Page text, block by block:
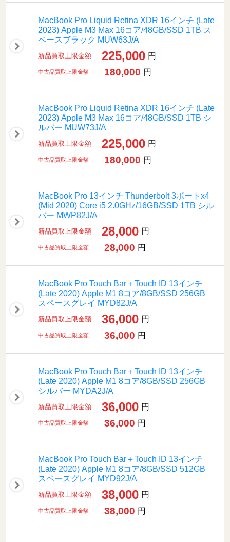
MacBook Pro Liquid Retina XDR 16インチ (Late
2023) Apple M3 Max 16コア/48GB/SSD 1TB ス
ペースブラック MUW63J/A
新品買取上限金額 225,000 円
中古品買取上限金額 180,000 円
MacBook Pro Liquid Retina XDR 16インチ (Late
2023) Apple M3 Max 16コア/48GB/SSD 1TB シ
ルバー MUW73J/A
新品買取上限金額 225,000 円
中古品買取上限金額 180,000 円
MacBook Pro 13インチ Thunderbolt 3ポートx4
(Mid 2020) Core i5 2.0GHz/16GB/SSD 1TB シル
バー MWP82J/A
新品買取上限金額 28,000 円
中古品買取上限金額 28,000 円
MacBook Pro Touch Bar＋Touch ID 13インチ
(Late 2020) Apple M1 8コア/8GB/SSD 256GB
スペースグレイ MYD82J/A
新品買取上限金額 36,000 円
中古品買取上限金額 36,000 円
MacBook Pro Touch Bar＋Touch ID 13インチ
(Late 2020) Apple M1 8コア/8GB/SSD 256GB
シルバー MYDA2J/A
新品買取上限金額 36,000 円
中古品買取上限金額 36,000 円
MacBook Pro Touch Bar＋Touch ID 13インチ
(Late 2020) Apple M1 8コア/8GB/SSD 512GB
スペースグレイ MYD92J/A
新品買取上限金額 38,000 円
中古品買取上限金額 38,000 円